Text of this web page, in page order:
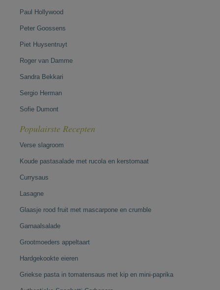
Paul Hollywood
Peter Goossens
Piet Huysentruyt
Roger van Damme
Sandra Bekkari
Sergio Herman
Sofie Dumont
Populairste Recepten
Verse slagroom
Koude pastasalade met rucola en kerstomaat
Currysaus
Lasagne
Glaasje rood fruit met mascarpone en crumble
Garnaalsalade
Grootmoeders appeltaart
Hardgekookte eieren
Griekse pasta in tomatensaus met kip en mini-paprika